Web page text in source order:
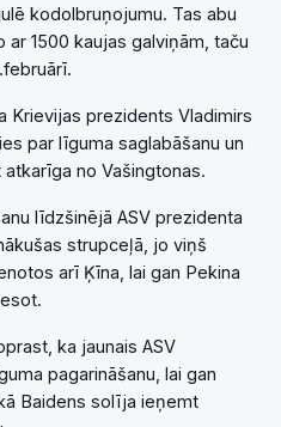
kodolbruņojumu. Tas abu
1500 kaujas galviņām, taču
Krievijas prezidents Vladimirs
par līguma saglabāšanu un
no Vašingtonas.
līdzšinējā ASV prezidenta
strupceļā, jo viņš
arī Ķīna, lai gan Pekina
ka jaunais ASV
pagarināšanu, lai gan
Baidens solīja ieņemt